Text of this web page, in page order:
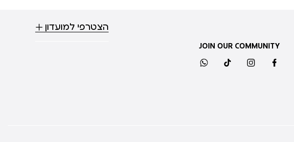
JOIN OUR COMMUNITY
facebook
instagram
tiktok
whatsapp
הצטרפי למועדון